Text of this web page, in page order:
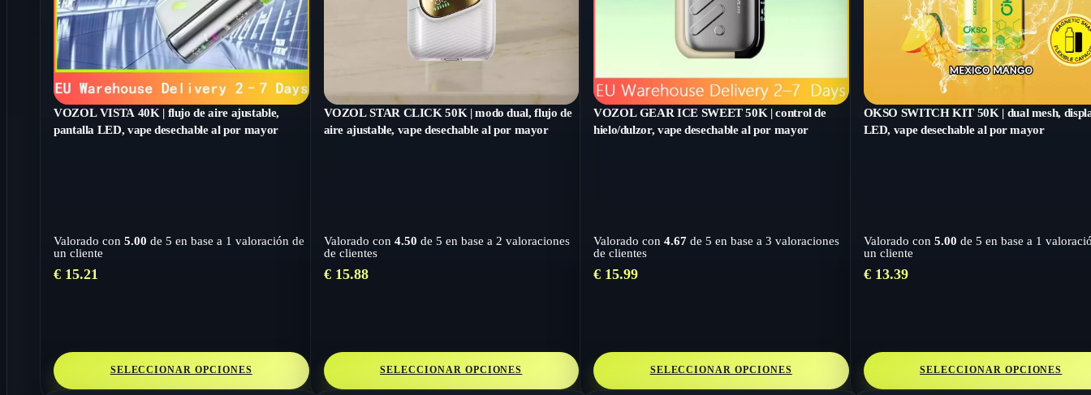
VOZOL VISTA 40K | flujo de aire ajustable,
pantalla LED, vape desechable al por mayor
Valorado con 5.00 de 5 en base a 1 valoración de
un cliente
€ 15.21
SELECCIONAR OPCIONES
VOZOL STAR CLICK 50K | modo dual, flujo de
aire ajustable, vape desechable al por mayor
Valorado con 4.50 de 5 en base a 2 valoraciones
de clientes
€15.88
SELECCIONAR OPCIONES
VOZOL GEAR ICE SWEET 50K | control de
hielo/dulzor, vape desechable al por mayor
Valorado con 4.67 de 5 en base a 3 valoraciones
de clientes
€ 15.99
SELECCIONAR OPCIONES
OKSO SWITCH KIT 50K | dual mesh,
LED, vape desechable al por mayor
Valorado con 5.00 de 5 en base a 1
un cliente
€13.39
SELECCIONAR OPCIONES